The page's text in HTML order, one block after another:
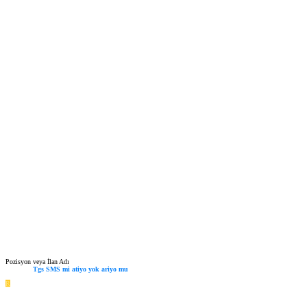
Pozisyon veya İlan Adı
Tgs SMS mi atiyo yok ariyo mu
R